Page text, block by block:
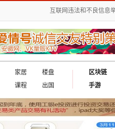
互联网违法和不良信息
家居
楼盘
课程 出国
区块链
手游